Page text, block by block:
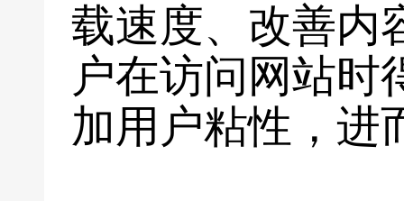
载速度、改善内
户在访问网站时
加用户粘性，进